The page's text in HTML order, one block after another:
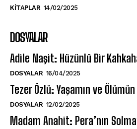
KITAPLAR 14/02/2025
DOSYALAR
Adile Naşit: Hüzünlü Bir
DOSYALAR 16/04/2025
Tezer Özlü: Yaşamın ve
DOSYALAR 12/02/2025
Madam Anahit: Pera’nın